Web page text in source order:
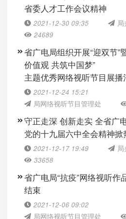
省委人才工作会议精神
2021-12-30 09:35
24689
省广电局组织开展“迎双节”
价值观 共筑中国梦”
主题优秀网络视听节目展播
2021-12-24 15:21
局网络视听节目管理处
守正走深 创新走实 全省广
党的十九届六中全会精神掀
2021-12-17 19:49
33658
省广电局“抗疫”网络视听作
结束
2021-12-06 09:02
局网络视听节目管理处